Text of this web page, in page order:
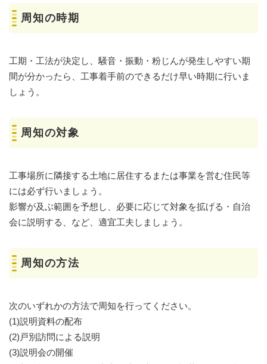
周知の時期
工期・工法が決定し、騒音・振動・粉じんが発生しやすい期
間が分かったら、工事着手前のできるだけ早い時期に行いま
しょう。
周知の対象
工事場所に隣接する土地に居住するまたは事業を営む住民等
には必ず行いましょう。
影響が及ぶ範囲を予想し、必要に応じて対象を拡げる・自治
会に説明する、など、適宜工夫しましょう。
周知の方法
次のいずれかの方法で周知を行ってください。
(1)説明資料の配布
(2)戸別訪問による説明
(3)説明会の開催